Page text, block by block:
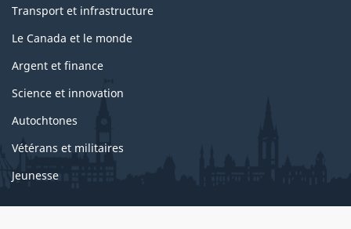
Transport et infrastructure
Le Canada et le monde
Argent et finance
Science et innovation
Autochtones
Vétérans et militaires
Jeunesse